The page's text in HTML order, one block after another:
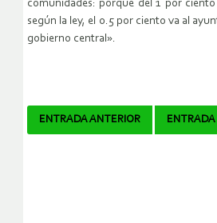
comunidades: porque del 1 por
según la ley, el 0.5 por ciento va al
gobierno central».
Navegador
ENTRADA ANTERIOR